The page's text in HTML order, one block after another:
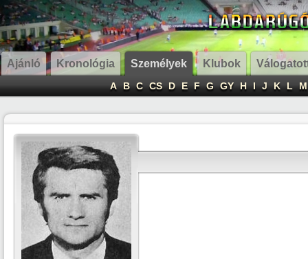
Ajánló Kronológia Személyek Klubok
A B C CS D E F G GY H I J K L M